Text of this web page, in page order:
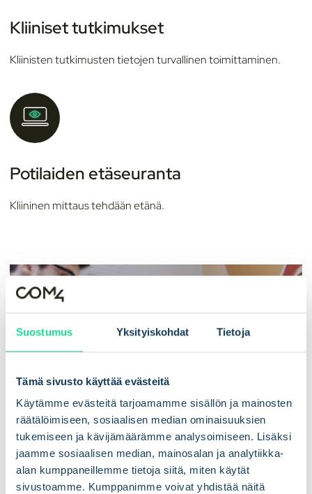
Suostumus Yksityiskohdat Tietoja
Tämä sivusto käyttää evästeitä
Käytämme evästeitä tarjoamamme sisällön ja mainosten
räätälöimiseen, sosiaalisen median ominaisuuksien
tukemiseen ja kävijämäärämme analysoimiseen. Lisäksi
jaamme sosiaalisen median, mainosalan ja analytiikka-
alan kumppaneillemme tietoja siitä, miten käytät
sivustoamme. Kumppanimme voivat yhdistää näitä
Kliiniset tutkimukset
Kliinisten tutkimusten tietojen turvallinen toimittaminen.
Potilaiden etäseuranta
Kliininen mittaus tehdään etänä.